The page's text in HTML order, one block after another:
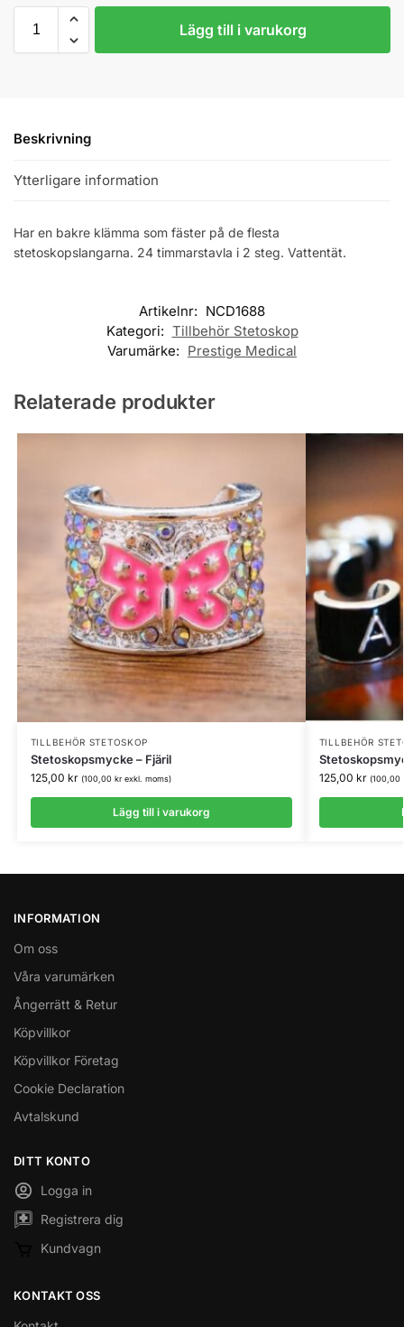
Lägg till i varukorg
Beskrivning
Ytterligare information
Har en bakre klämma som fäster på de flesta
stetoskopslangarna. 24 timmarstavla i 2 steg. Vattentät.
Artikelnr: NCD1688
Kategori: Tillbehör Stetoskop
Varumärke: Prestige Medical
Relaterade produkter
TILLBEHÖR STETOSKOP
Stetoskopsmycke – Fjäril
125,00 kr (100,00 krexkl. moms)
Lägg till i varukorg
TILLBEHÖR
125,00 kr (100,00
INFORMATION
Om oss
Våra varumärken
Ångerrätt & Retur
Köpvillkor
Köpvillkor Företag
Cookie Declaration
Avtalskund
DITT KONTO
Logga in
Registrera dig
Kundvagn
KONTAKT OSS